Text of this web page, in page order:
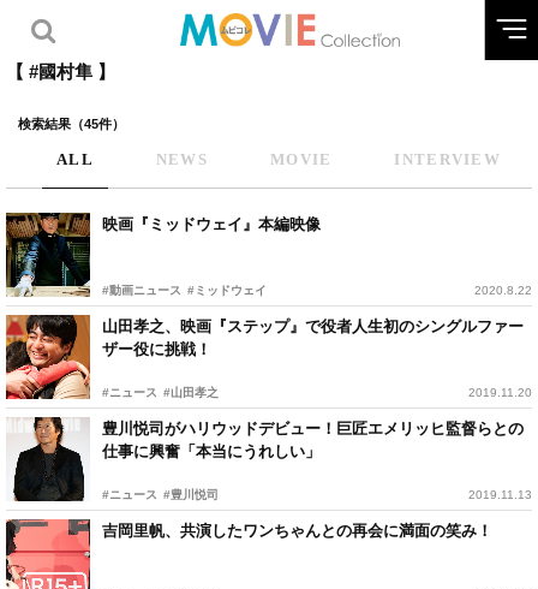
【 #國村隼 】
検索結果（45件）
ALL NEWS MOVIE INTERVIEW
映画『ミッドウェイ』本編映像
#動画ニュース #ミッドウェイ 2020.8.22
山田孝之、映画『ステップ』で役者人生初のシングルファー
ザー役に挑戦！
#ニュース #山田孝之 2019.11.20
豊川悦司がハリウッドデビュー！巨匠エメリッヒ監督らとの
仕事に興奮「本当にうれしい」
#ニュース #豊川悦司 2019.11.13
吉岡里帆、共演したワンちゃんとの再会に満面の笑み！